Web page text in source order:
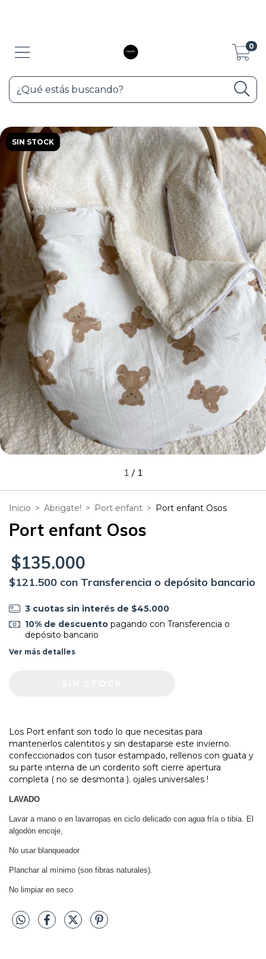
0
SIN STOCK
1 / 1
Inicio > Abrigate! > Port enfant > Port enfant Osos
Port enfant Osos
$135.000
$121.500 con Transferencia o depósito bancario
3 cuotas sin interés de $45.000
10% de descuentopagando con Transferencia o
depósito bancario
Ver más detalles
Los Port enfant son todo lo que necesitas para
mantenerlos calentitos y sin destaparse este invierno.
confeccionados con tusor estampado, rellenos con guata y
su parte interna de un corderito soft cierre apertura
completa ( no se desmonta ). ojales universales !
LAVADO
Lavar a mano o en lavarropas en ciclo delicado con agua fría o tibia. El
algodón encoje,
No usar blanqueador
Planchar al mínimo (son fibras naturales).
No limpiar en seco